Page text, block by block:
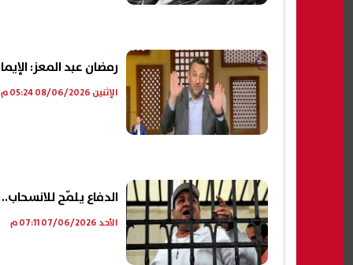
رمضان عبد المعز:
الإثنين 08/06/2026 05:24 م
الدفاع يلمّح
الأحد 07/06/2026 07:11 م